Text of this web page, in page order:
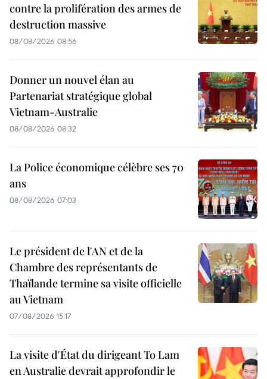
contre la prolifération des armes de
destruction massive
08/08/2026 08:56
Donner un nouvel élan au
Partenariat stratégique global
Vietnam-Australie
08/08/2026 08:32
La Police économique célèbre ses 70
ans
08/08/2026 07:03
Le président de l'AN et de la
Chambre des représentants de
Thaïlande termine sa visite officielle
au Vietnam
07/08/2026 15:17
La visite d'État du dirigeant To Lam
en Australie devrait approfondir le